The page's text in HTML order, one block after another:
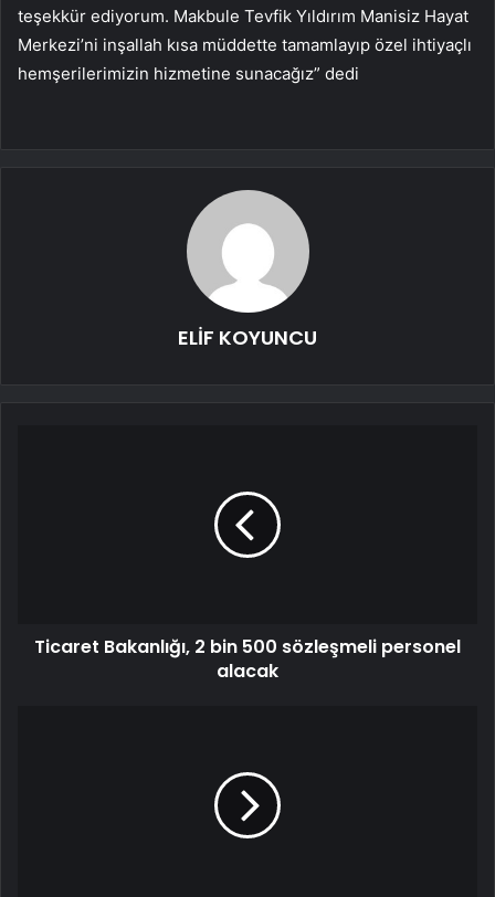
teşekkür ediyorum. Makbule Tevfik Yıldırım Manisiz Hayat
Merkezi’ni inşallah kısa müddette tamamlayıp özel ihtiyaçlı
hemşerilerimizin hizmetine sunacağız” dedi
ELİF KOYUNCU
Ticaret Bakanlığı, 2 bin 500 sözleşmeli personel
alacak